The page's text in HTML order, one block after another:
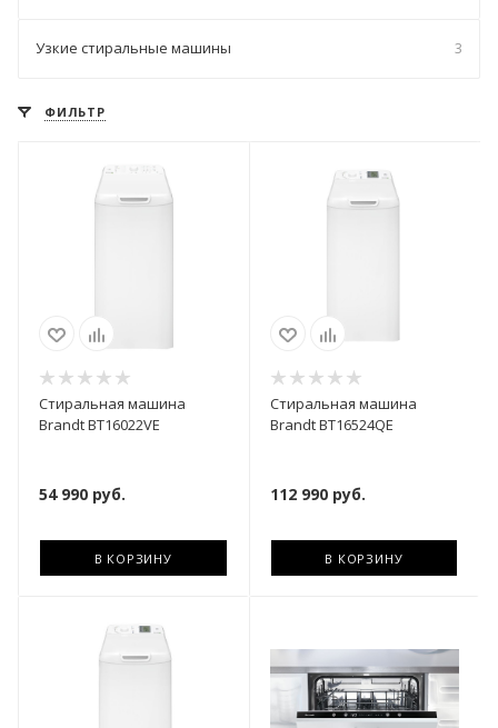
Узкие стиральные машины 3
ФИЛЬТР
Стиральная машина
Brandt BT16022VE
54 990 руб.
В КОРЗИНУ
Стиральная машина
Brandt BT16524QE
112 990руб.
В КОРЗИНУ